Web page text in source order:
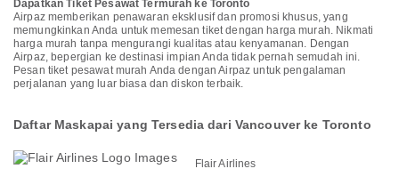
Dapatkan Tiket Pesawat Termurah ke Toronto
Airpaz memberikan penawaran eksklusif dan promosi khusus, yang
memungkinkan Anda untuk memesan tiket dengan harga murah. Nikmati
harga murah tanpa mengurangi kualitas atau kenyamanan. Dengan
Airpaz, bepergian ke destinasi impian Anda tidak pernah semudah ini.
Pesan tiket pesawat murah Anda dengan Airpaz untuk pengalaman
perjalanan yang luar biasa dan diskon terbaik.
Daftar Maskapai yang Tersedia dari Vancouver ke Toronto
Flair Airlines